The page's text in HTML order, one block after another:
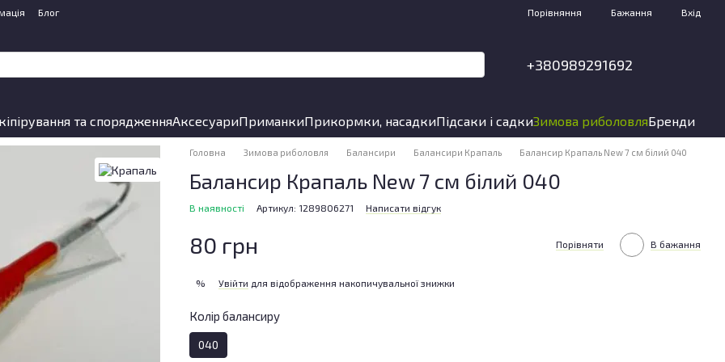
Блог Порівняння Бажання Вхід
+380989291692
та спорядженняАксесуариПриманкиПрикормки, насадкиПідсаки і садкиЗимова риболовляБренди
Головна Зимова риболовля Балансири Балансири Крапаль Балансир Крапаль New 7 см білий 040
Балансир Крапаль New 7 см білий 040
В наявності Артикул: 1289806271 Написати відгук
80 грн Порівняти В бажання
% Увійти для відображення накопичувальної знижки
Колір балансиру
040